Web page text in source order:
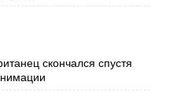
скончался спустя